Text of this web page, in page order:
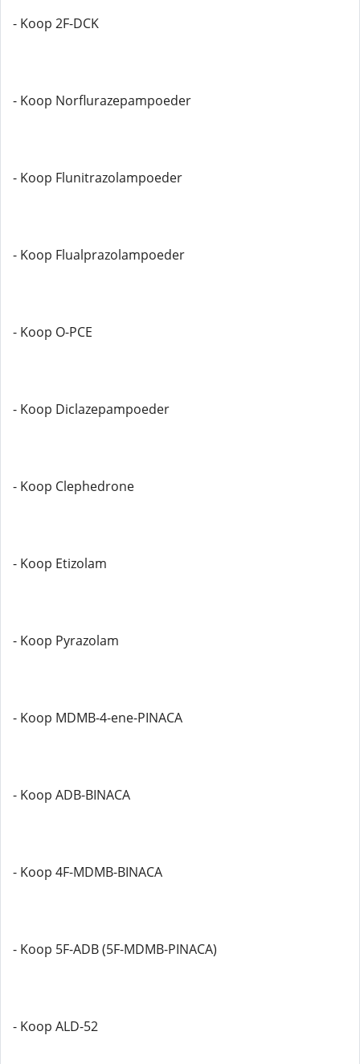
- Koop 2F-DCK
- Koop Norflurazepampoeder
- Koop Flunitrazolampoeder
- Koop Flualprazolampoeder
- Koop O-PCE
- Koop Diclazepampoeder
- Koop Clephedrone
- Koop Etizolam
- Koop Pyrazolam
- Koop MDMB-4-ene-PINACA
- Koop ADB-BINACA
- Koop 4F-MDMB-BINACA
- Koop 5F-ADB (5F-MDMB-PINACA)
- Koop ALD-52